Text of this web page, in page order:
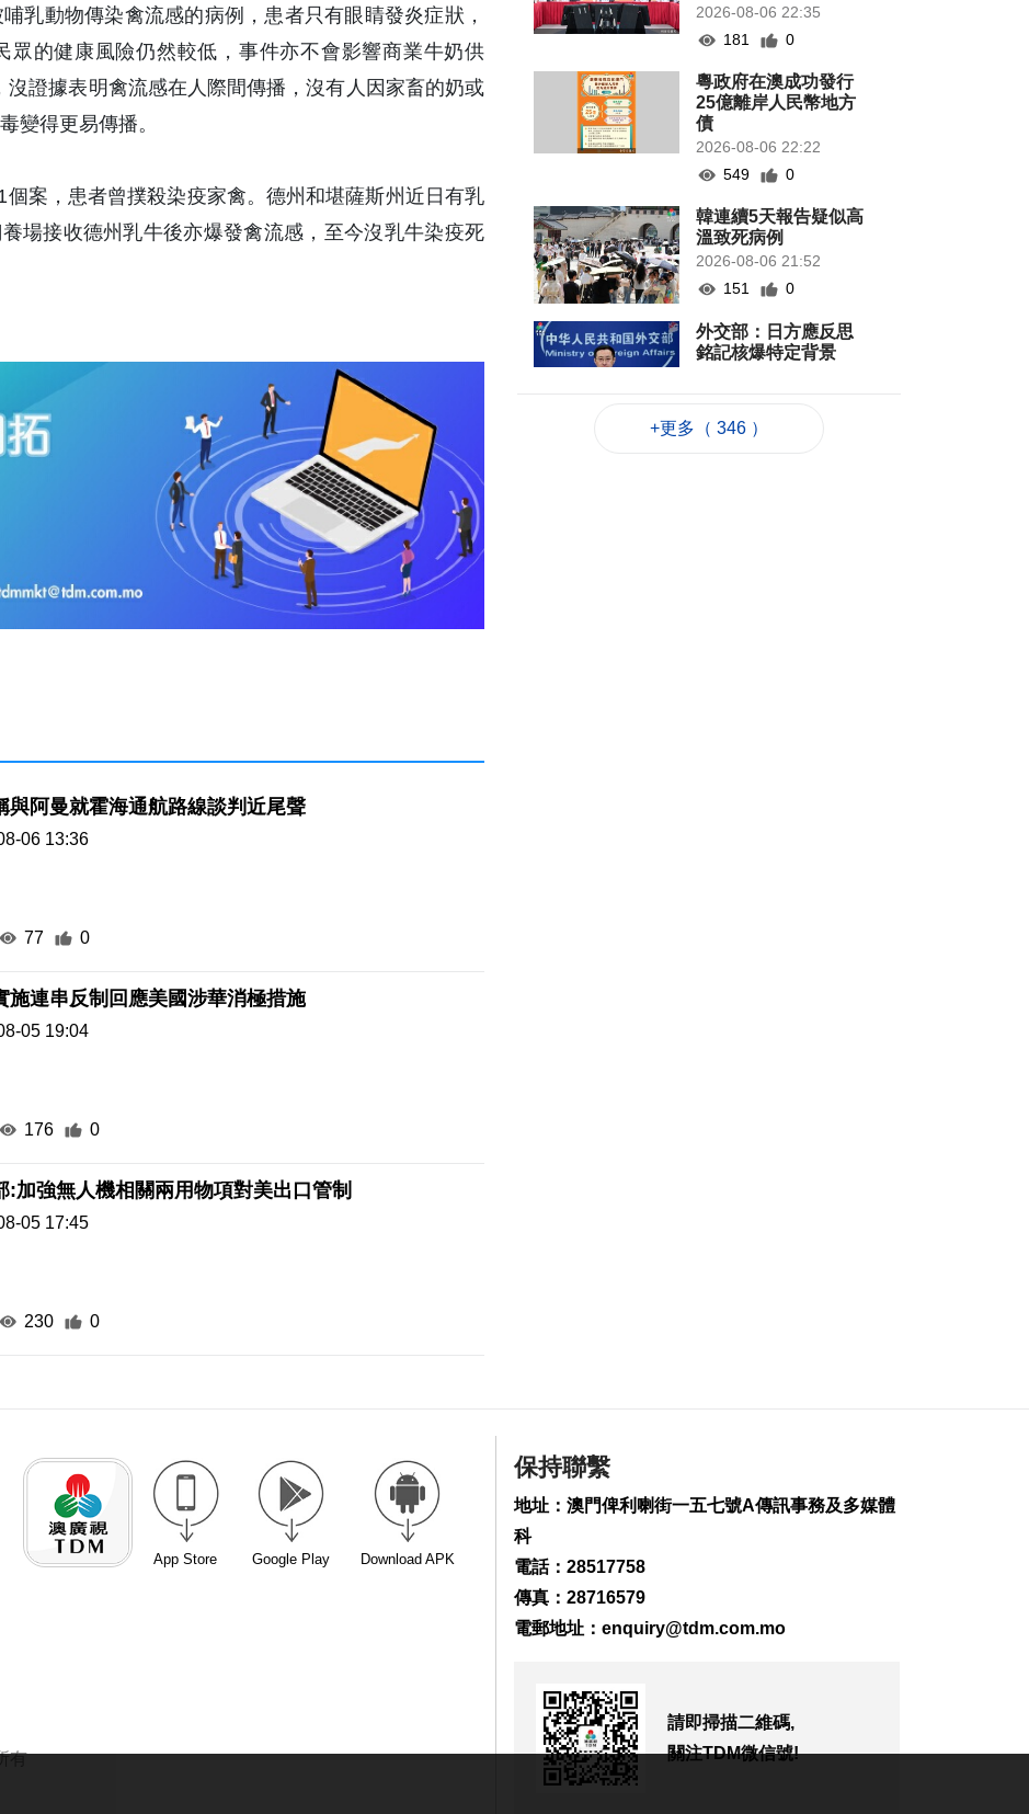
乳動物傳染禽流感的病例，患者只有眼睛發炎症狀，
眾的健康風險仍然較低，事件亦不會影響商業牛奶供
證據表明禽流感在人際間傳播，沒有人因家畜的奶或
變得更易傳播。
案，患者曾撲殺染疫家禽。德州和堪薩斯州近日有乳
場接收德州乳牛後亦爆發禽流感，至今沒乳牛染疫死
與阿曼就霍海通航路線談判近尾聲
06 13:36
77 0
施連串反制回應美國涉華消極措施
05 19:04
176 0
:加強無人機相關兩用物項對美出口管制
05 17:45
230 0
2026-08-06 22:35
181
0
粵政府在澳成功發行
25億離岸人民幣地方
債
2026-08-06 22:22
549
0
韓連續5天報告疑似高
溫致死病例
2026-08-06 21:52
151
0
外交部：日方應反思
銘記核爆特定背景
海南島附近低壓區不
以軍稱2兵遭襲身亡
筷子基7旬翁疑衝出馬
路遭巴士撞傷搶救
+更多（ 346 ）
App Store Google Play Download APK
有
保持聯繫
地址：澳門俾利喇街一五七號A傳訊事務及多媒體
科
電話：28517758
傳真：28716579
電郵地址： enquiry@tdm.com.mo
請即掃描二維碼,
關注TDM微信號!